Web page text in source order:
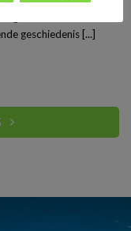
geschiedenis [...]